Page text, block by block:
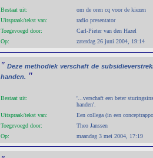
Bestaat uit:
om de oren cq voor de kiezen
Uitspraak/tekst van:
radio presentator
Toegevoegd door:
Carl-Pieter van den Hazel
Op:
zaterdag 26 juni 2004, 19:14
" Deze methodiek verschaft de
handen. "
Bestaat uit:
'...verschaft een beter
handen'.
Uitspraak/tekst van:
Een collega (in een
Toegevoegd door:
Theo Janssen
Op:
maandag 3 mei 2004, 17:19